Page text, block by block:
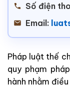
Số điện
Email:
Pháp luật thế
quy phạm pháp
hành nhằm điều